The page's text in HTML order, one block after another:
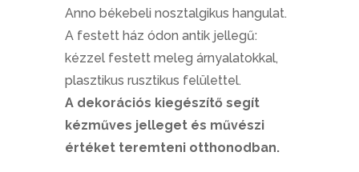
Anno békebeli nosztalgikus hangulat.
A festett ház ódon antik jellegű:
kézzel festett meleg árnyalatokkal,
plasztikus rusztikus felülettel.
A dekorációs kiegészítő segít
kézműves jelleget és művészi
értéket teremteni otthonodban.